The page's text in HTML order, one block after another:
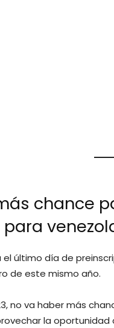
chance
el último día de
de este mismo año.
no va haber más
la oportunidad